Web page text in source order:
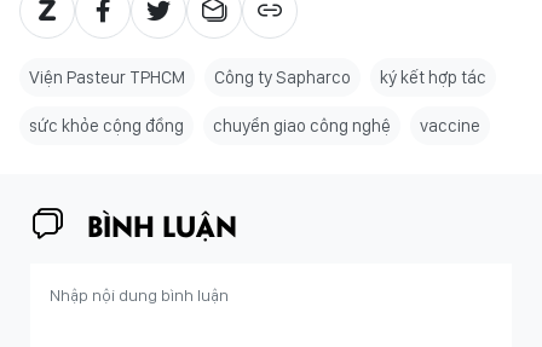
Viện Pasteur TPHCM Công ty Sapharco ký kết hợp tác
sức khỏe cộng đồng chuyển giao công nghệ vaccine
BÌNH LUẬN